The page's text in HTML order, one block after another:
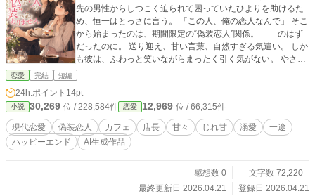
先の男性からしつこく迫られて困っていたひよりを助けるた
め、恒一はとっさに言う。 「この人、俺の恋人なんで」 そこ
から始まったのは、期間限定の“偽装恋人”関係。 ――のはず
だったのに。 送り迎え、甘い言葉、自然すぎる気遣い。 しか
も彼は、ふわっと笑いながらまったく引く気がない。 やさし
いのに押しが強いカフェ店長に、慎重なひよりは少しずつ絆
恋愛 完結 短編
24h.ポイント 14pt
小説 30,269 位 / 228,584件 恋愛 12,969 位 / 66,315件
現代恋愛 偽装恋人 カフェ 店長 甘々 じれ甘 溺愛
一途
ハッピーエンド
AI生成作品
感想数 0
文字数 72,220
最終更新日 2026.04.21
登録日 2026.04.21